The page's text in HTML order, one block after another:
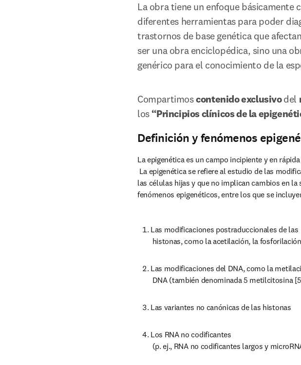
La obra tiene un enfoque básicamente
diferentes herramientas para poder
trastornos de base genética que
ser una obra enciclopédica, sino una
genérico para el conocimiento de la
Compartimos contenido exclusivo del
los “Principios clínicos de la
Definición y fenómenos
La epigenética es un campo incipiente y en
las células hijas y que no implican cambios en
fenómenos epigenéticos, entre los que se
Las modificaciones postraduccionales de las
histonas, como la acetilación, la
Las modificaciones del DNA, como la
DNA (también denominada 5 metilcitosina
Las variantes no canónicas de las histonas
Los RNA no codificantes
(p. ej., RNA no codificantes largos y